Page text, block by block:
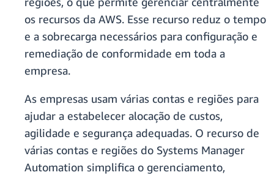
os recursos da AWS. Esse recurso reduz o tempo
e a sobrecarga necessários para configuração e
remediação de conformidade em toda a
empresa.
As empresas usam várias contas e regiões para
ajudar a estabelecer alocação de custos,
agilidade e segurança adequadas. O recurso de
várias contas e regiões do Systems Manager
Automation simplifica o gerenciamento,